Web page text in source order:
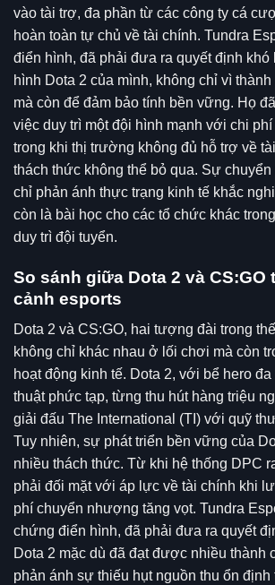
vào tài trợ, đa phần từ các công ty cá
hoàn toàn tự chủ về tài chính. Tundra
điển hình, đã phải đưa ra quyết định khó
hình Dota 2 của mình, không chỉ vì
mà còn để đảm bảo tính bền vững. Họ
việc duy trì một đội hình mạnh với chi
trong khi thị trường không đủ hỗ trợ về
thách thức không thể bỏ qua. Sự chuyển
chỉ phản ánh thực trạng kinh tế khắc
còn là bài học cho các tổ chức khác
duy trì đội tuyển.
So sánh giữa Dota 2 và CS:GO
cảnh esports
Dota 2 và CS:GO, hai tượng đài trong
không chỉ khác nhau ở lối chơi mà còn
hoạt động kinh tế. Dota 2, với bể hero
thuật phức tạp, từng thu hút hàng triệu
giải đấu The International (TI) với quỹ
Tuy nhiên, sự phát triển bền vững của
nhiều thách thức. Từ khi hệ thống DPC
phải đối mặt với áp lực về tài chính khi
phí chuyển nhượng tăng vọt. Tundra
chứng điển hình, đã phải đưa ra quyết
Dota 2 mặc dù đã đạt được nhiều thành
phản ánh sự thiếu hụt nguồn thu ổn định